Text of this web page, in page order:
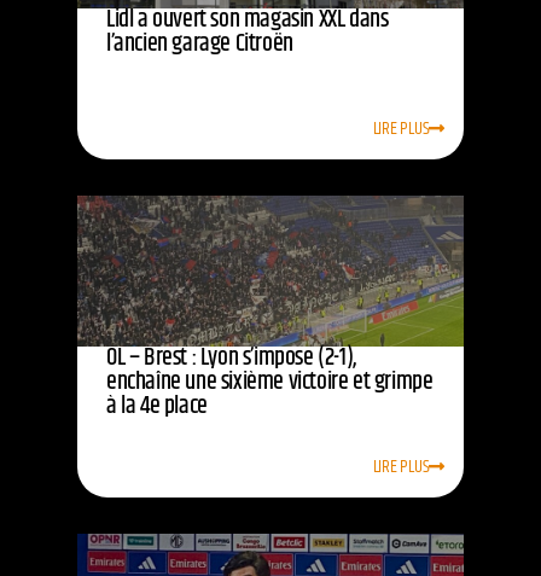
Lidl a ouvert son magasin XXL dans
l’ancien garage Citroën
LIRE PLUS
OL – Brest : Lyon s’impose (2-1),
enchaîne une sixième victoire et grimpe
à la 4e place
LIRE PLUS